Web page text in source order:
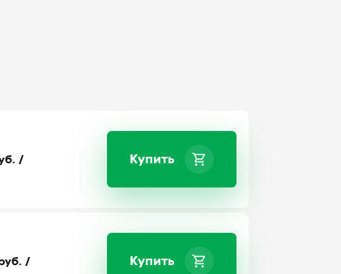
/ Купить
/ Купить